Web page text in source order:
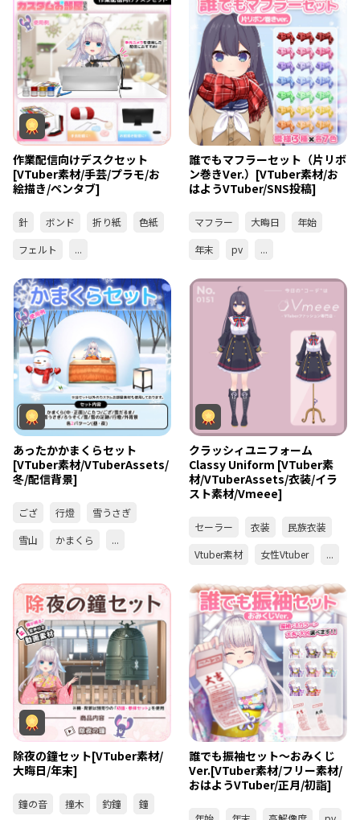
作業配信向けデスクセット
[VTuber素材/手芸/プラモ/お
絵描き/ペンタブ]
針 ボンド 折り紙
色紙
フェルト
...
誰でもマフラーセット（片リボ
ン巻きVer.）[VTuber素材/お
はようVTuber/SNS投稿]
マフラー 大晦日
年始
年末
pv ...
あったかかまくらセット
[VTuber素材/VTuberAssets/
冬/配信背景]
ござ 行燈
雪うさぎ
雪山
かまくら ...
クラッシィユニフォーム
Classy Uniform [VTuber素
材/VTuberAssets/衣装/イラ
スト素材/Vmeee]
セーラー 衣装
民族衣装
Vtuber素材
女性Vtuber ...
除夜の鐘セット[VTuber素材/
大晦日/年末]
鐘の音 撞木 釣鐘 鐘
誰でも振袖セット～おみくじ
Ver.[VTuber素材/フリー素材/
おはようVTuber/正月/初詣]